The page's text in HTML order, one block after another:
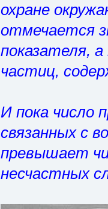
охране
отмечается
показателя,
частиц,
И пока число
связанных с
превышает
несчастных